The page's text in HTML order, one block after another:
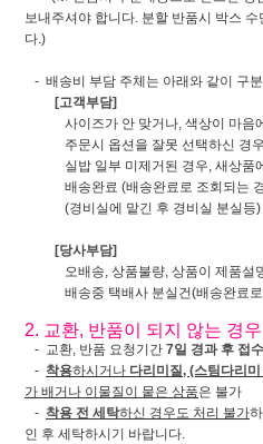
보내주셔야 합니다. 분할 반품시 박스
다.)
- 배송비 부담 주체는 아래와 같이 구
[고객부담]
사이즈가 안 맞거나, 색상이 마음에
주문시 옵션을 잘못 선택하신 경우
실밥 일부 미제거된 경우, 새상품에
배송완료 (배송완료로 조회되는 경
(경비실에 맡긴 후 경비실 분실등)
[당사부담]
오배송, 상품불량, 상품이 제품설
배송중 택배사 분실건(배송완료로
2. 교환, 반품이 되지 않는 경우
- 교환, 반품 요청기간 7일 경과 후 접수
- 착용하시거나 다리미질, (스팀다리
가 배거나 이물질이 뭍은 상품은 불가
- 착용 전 세탁하신 경우도 처리 불가
인 후 세탁하시기 바랍니다.